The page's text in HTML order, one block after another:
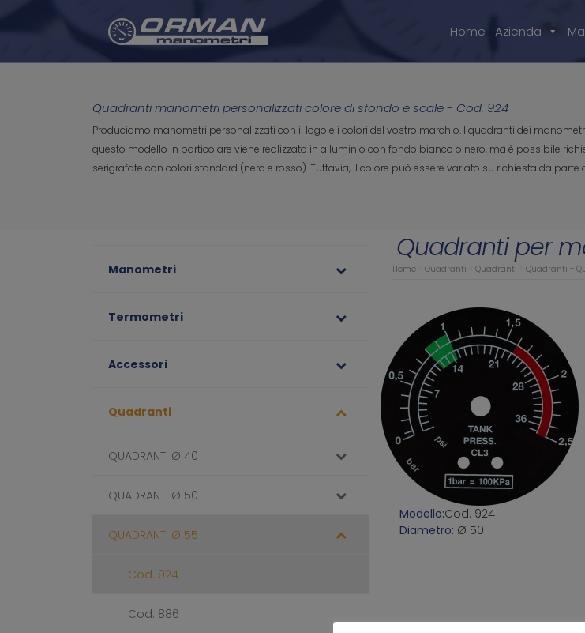
Home Azienda
Quadranti manometri personalizzati colore di sfondo e scale - Cod. 924
Produciamo manometri personalizzati con il logo e i colori del vostro marchio. I quadranti dei
questo modello in particolare viene realizzato in alluminio con fondo bianco o nero, ma è possibile
serigrafate con colori standard (nero e rosso). Tuttavia, il colore può essere variato su richiesta da
Manometri
Termometri
Accessori
Quadranti
QUADRANTI Ø 40
QUADRANTI Ø 50
QUADRANTI Ø 55
Cod. 924
Cod. 886
Quadranti per
Home Quadranti Quadranti Quadranti -
Modello:Cod. 924
Diametro: Ø 50